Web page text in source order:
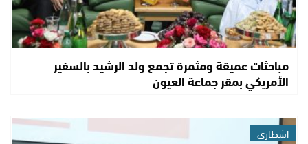
مباحثات عميقة ومثمرة تجمع ولد الرشيد بالسفير
الأمريكي بمقر جماعة العيون
اشطاري